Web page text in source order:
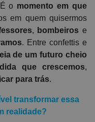
o momento em que
em quem quisermos
, bombeirose
. Entre confettis e
de um futuro cheio
que crescemos,
para trás.
transformar essa
realidade?